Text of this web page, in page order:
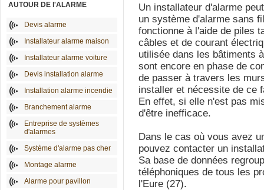
AUTOUR DE l'ALARME
Devis alarme
Installateur alarme maison
Installateur alarme voiture
Devis installation alarme
Installation alarme incendie
Branchement alarme
Entreprise de systèmes
d'alarmes
Système d'alarme pas cher
Montage alarme
Alarme pour pavillon
Un installateur d'alarme
un système d'alarme sans
fonctionne à l'aide de piles
câbles et de courant
utilisée dans les bâtiments
sont encore en phase de
de passer à travers les
installer et nécessite de ce
En effet, si elle n'est pas
d'être inefficace.
Dans le cas où vous avez
pouvez contacter un
Sa base de données
téléphoniques de tous les
l'Eure (27).